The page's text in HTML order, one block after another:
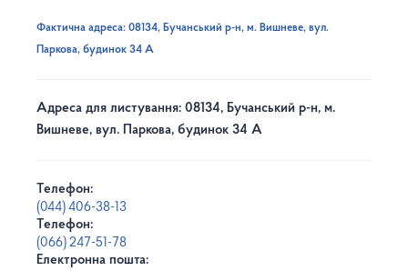
Фактична адреса: 08134, Бучанський р-н, м. Вишневе, вул.
Паркова, будинок 34 А
Адреса для листування: 08134, Бучанський р-н, м.
Вишневе, вул. Паркова, будинок 34 А
Телефон:
(044) 406-38-13
Телефон:
(066) 247-51-78
Електронна пошта: